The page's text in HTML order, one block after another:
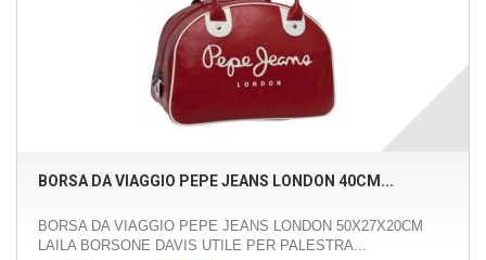
BORSA DA VIAGGIO PEPE JEANS LONDON 40CM...
BORSA DA VIAGGIO PEPE JEANS LONDON 50X27X20CM
LAILA BORSONE DAVIS UTILE PER PALESTRA...